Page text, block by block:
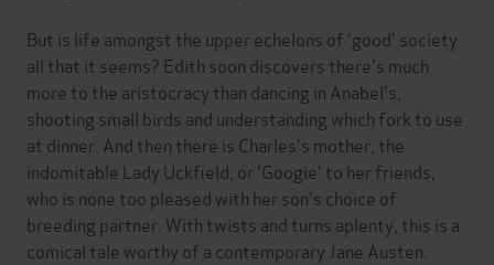
But is life amongst the upper echelons of 'good' society
all that it seems? Edith soon discovers there's much
more to the aristocracy than dancing in Anabel's,
shooting small birds and understanding which fork to use
at dinner. And then there is Charles's mother, the
indomitable Lady Uckfield, or 'Googie' to her friends,
who is none too pleased with her son's choice of
breeding partner. With twists and turns aplenty, this is a
comical tale worthy of a contemporary Jane Austen.